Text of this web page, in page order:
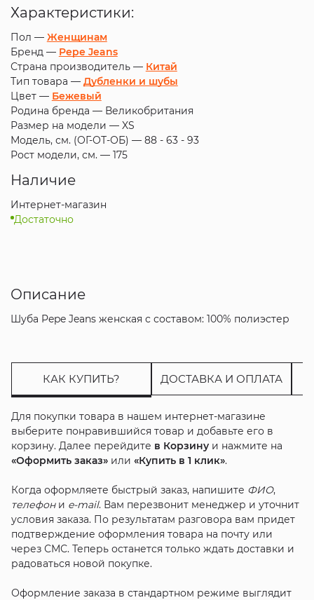
Характеристики:
Пол — Женщинам
Бренд — Pepe Jeans
Страна производитель — Китай
Тип товара — Дубленки и шубы
Цвет — Бежевый
Родина бренда — Великобритания
Размер на модели — XS
Модель, см. (ОГ-ОТ-ОБ) — 88 - 63 - 93
Рост модели, см. — 175
Наличие
Интернет-магазин
Достаточно
Описание
Шуба Pepe Jeans женская с составом: 100% полиэстер
КАК КУПИТЬ? ДОСТАВКА И ОПЛАТА
Для покупки товара в нашем интернет-магазине
выберите понравившийся товар и добавьте его в
корзину. Далее перейдите в Корзинуи нажмите на
«Оформить заказ»или «Купить в 1 клик».
Когда оформляете быстрый заказ, напишите ФИО,
телефони e-mail. Вам перезвонит менеджер и уточнит
условия заказа. По результатам разговора вам придет
подтверждение оформления товара на почту или
через СМС. Теперь останется только ждать доставки и
радоваться новой покупке.
Оформление заказа в стандартном режиме выглядит